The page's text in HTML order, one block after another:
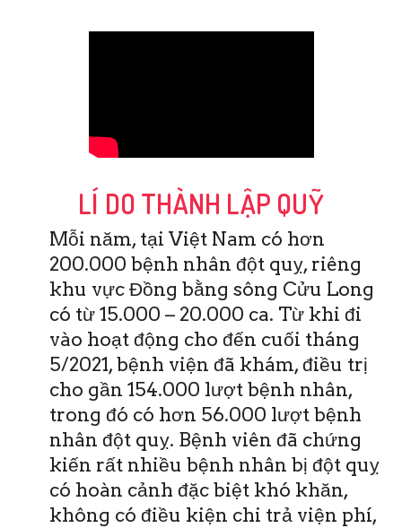
LÍ DO THÀNH LẬP QUỸ
Mỗi năm, tại Việt Nam có hơn
200.000 bệnh nhân đột quỵ, riêng
khu vực Đồng bằng sông Cửu Long
có từ 15.000 – 20.000 ca. Từ khi đi
vào hoạt động cho đến cuối tháng
5/2021, bệnh viện đã khám, điều trị
cho gần 154.000 lượt bệnh nhân,
trong đó có hơn 56.000 lượt bệnh
nhân đột quỵ. Bệnh viên đã chứng
kiến rất nhiều bệnh nhân bị đột quỵ
có hoàn cảnh đặc biệt khó khăn,
không có điều kiện chi trả viện phí,